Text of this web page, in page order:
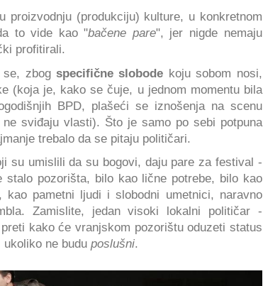
u proizvodnju (produkciju) kulture, u konkretnom
to vide kao "bačene pare", jer nigde nemaju
profitirali.
se, zbog specifične slobode koju sobom nosi,
(koja je, kako se čuje, u jednom momentu bila
BPD, plašeći se iznošenja na scenu
sviđaju vlasti). Što je samo po sebi potpuna
trebalo da se pitaju političari.
su umislili da su bogovi, daju pare za festival -
pozorišta, bilo kao lične potrebe, bilo kao
pametni ljudi i slobodni umetnici, naravno
Zamislite, jedan visoki lokalni političar -
kako će vranjskom pozorištu oduzeti status
ukoliko ne budu poslušni.